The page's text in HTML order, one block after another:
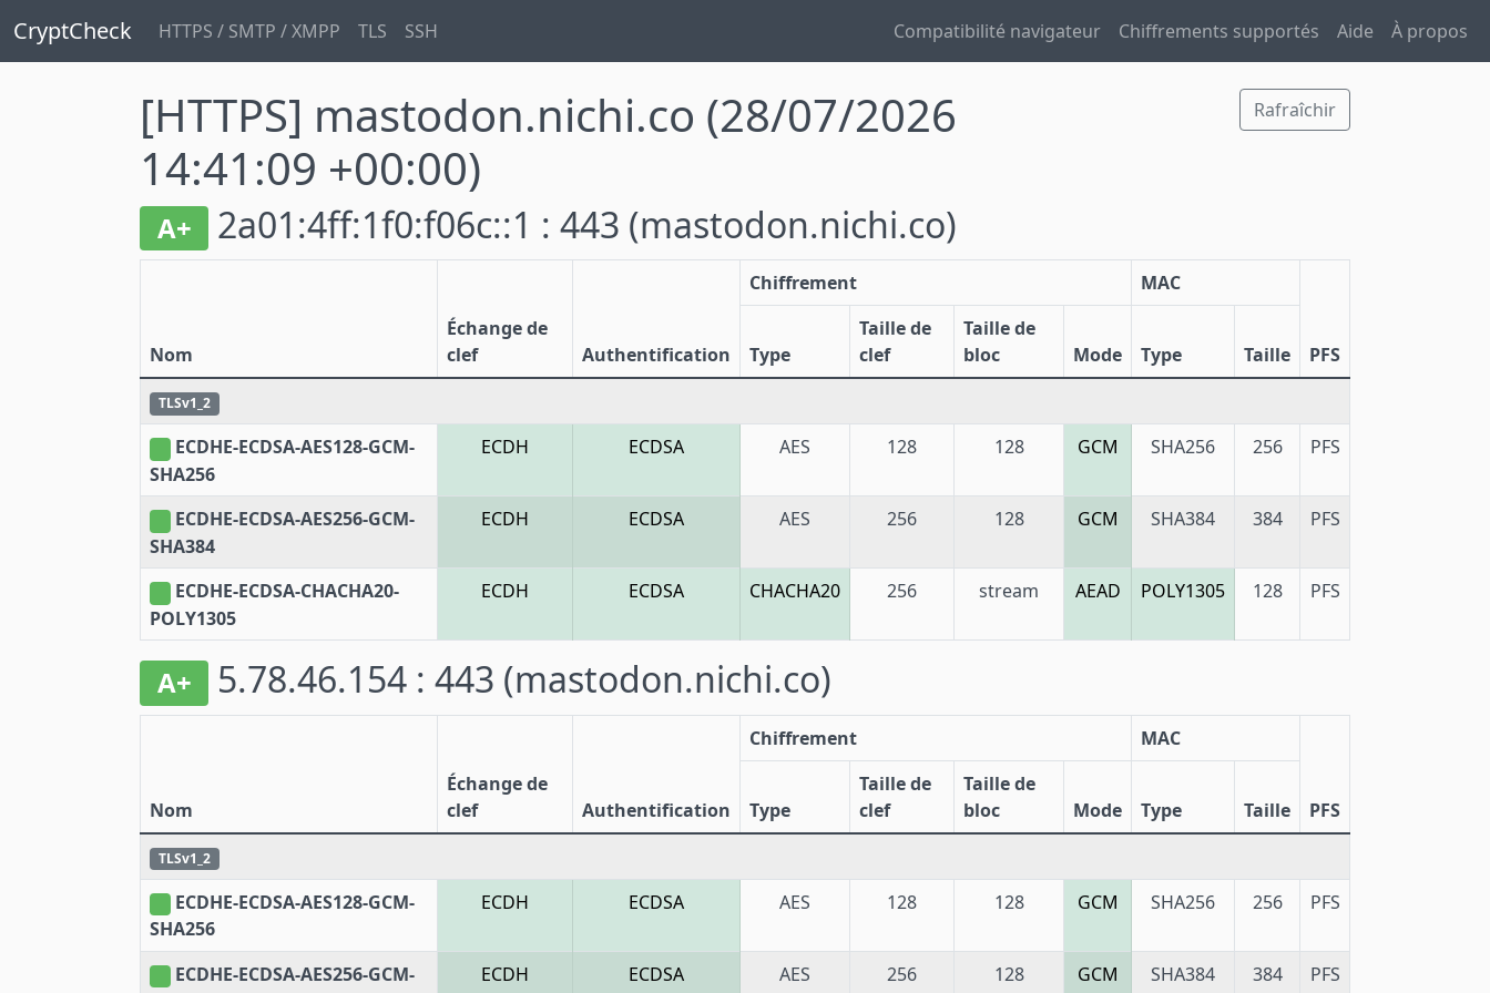
CryptCheck HTTPS / SMTP / XMPP TLS SSH Compatibilité navigateur Chiffrements supportés Aide À propos
[HTTPS] mastodon.nichi.co (28/07/2026
14:41:09 +00:00)
Rafraîchir
A+ 2a01:4ff:1f0:f06c::1 : 443 (mastodon.nichi.co)
Nom
Échange de
clef
Authentification
Chiffrement MAC
PFS
Type
Taille de
clef
Taille de
bloc
Mode Type Taille
TLSv1_2
ECDHE-ECDSA-AES128-GCM-
SHA256
ECDH ECDSA AES 128 128 GCM SHA256 256 PFS
ECDHE-ECDSA-AES256-GCM-
SHA384
ECDH ECDSA AES 256 128 GCM SHA384 384 PFS
ECDHE-ECDSA-CHACHA20-
POLY1305
ECDH ECDSA CHACHA20 256 stream AEAD POLY1305 128 PFS
A+ 5.78.46.154 : 443 (mastodon.nichi.co)
Nom
Échange de
clef
Authentification
Chiffrement MAC
PFS
Type
Taille de
clef
Taille de
bloc
Mode Type Taille
TLSv1_2
ECDHE-ECDSA-AES128-GCM-
SHA256
ECDH ECDSA AES 128 128 GCM SHA256 256 PFS
ECDHE-ECDSA-AES256-GCM-
ECDH ECDSA AES 256 128 GCM SHA384 384 PFS